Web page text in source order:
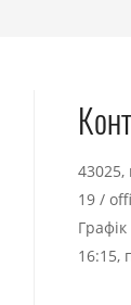
43025,
19 /
16:15,